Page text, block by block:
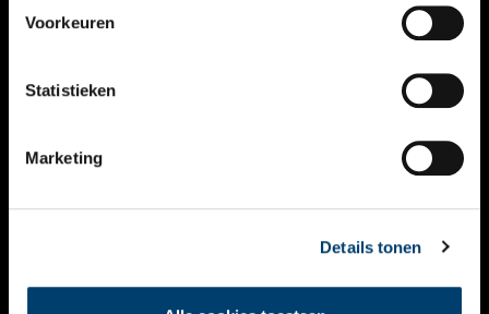
Voorkeuren
Statistieken
Marketing
Details tonen
KALENDER
THEMA’S
VIDEO’S
CONTACT